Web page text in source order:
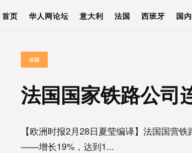
首页 华人网论坛 意大利 法国 西班牙 国内
法国
法国国家铁路公司
【欧洲时报2月28日夏莹编译】法国国营
——增长19%，达到1...